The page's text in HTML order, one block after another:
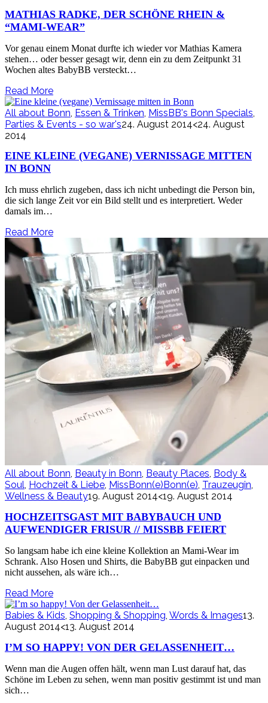
MATHIAS RADKE, DER SCHÖNE RHEIN &
“MAMI-WEAR”
Vor genau einem Monat durfte ich wieder vor Mathias Kamera
stehen… oder besser gesagt wir, denn ein zu dem Zeitpunkt 31
Wochen altes BabyBB versteckt…
Read More
All about Bonn Essen & Trinken MissBB's Bonn Specials
Parties & Events - so war's24. August 2014<24. August
2014
EINE KLEINE (VEGANE) VERNISSAGE MITTEN
IN BONN
Ich muss ehrlich zugeben, dass ich nicht unbedingt die Person bin,
die sich lange Zeit vor ein Bild stellt und es interpretiert. Weder
damals im…
Read More
All about Bonn, Beauty in Bonn, Beauty Places, Body &
Soul, Hochzeit & Liebe, MissBonn(e)Bonn(e), Trauzeugin,
Wellness & Beauty19. August 2014<19. August 2014
HOCHZEITSGAST MIT BABYBAUCH UND
AUFWENDIGER FRISUR // MISSBB FEIERT
So langsam habe ich eine kleine Kollektion an Mami-Wear im
Schrank. Also Hosen und Shirts, die BabyBB gut einpacken und
nicht aussehen, als wäre ich…
Read More
Babies & Kids, Shopping & Shopping, Words & Images13.
August 2014<13. August 2014
I’M SO HAPPY! VON DER GELASSENHEIT…
Wenn man die Augen offen hält, wenn man Lust darauf hat, das
Schöne im Leben zu sehen, wenn man positiv gestimmt ist und man
sich…